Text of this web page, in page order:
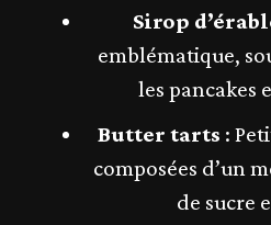
Sirop
emblématique,
les pancakes
Butter tarts :
composées d’un
de sucre